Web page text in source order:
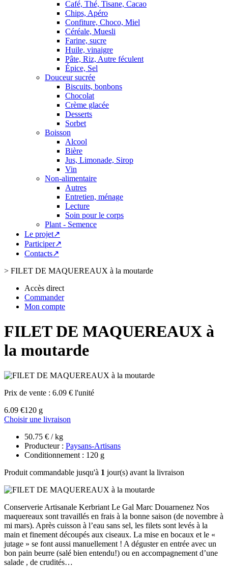
Café, Thé, Tisane, Cacao
Chips, Apéro
Confiture, Choco, Miel
Céréale, Muesli
Farine, sucre
Huile, vinaigre
Pâte, Riz, Autre féculent
Épice, Sel
Douceur sucrée
Biscuits, bonbons
Chocolat
Crème glacée
Desserts
Sorbet
Boisson
Alcool
Bière
Jus, Limonade, Sirop
Vin
Non-alimentaire
Autres
Entretien, ménage
Lecture
Soin pour le corps
Plant - Semence
Le projet↗
Participer↗
Contacts↗
> FILET DE MAQUEREAUX à la moutarde
Accès direct
Commander
Mon compte
FILET DE MAQUEREAUX à
la moutarde
Prix de vente : 6.09 € l'unité
6.09 €120 g
Choisir une livraison
50.75 € / kg
Producteur : Paysans-Artisans
Conditionnement : 120 g
Produit commandable jusqu'à 1 jour(s) avant la livraison
Conserverie Artisanale Kerbriant Le Gal Marc Douarnenez Nos
maquereaux sont travaillés en frais à la bonne saison (de novembre à
mi mars). Après cuisson à l’eau sans sel, les filets sont levés à la
main et finement découpés aux ciseaux. La mise en bocaux et le «
jutage » se font aussi manuellement ! A déguster en entrée avec un
bon pain beurre (salé bien entendu!) ou en accompagnement d’une
salade , de crudités…